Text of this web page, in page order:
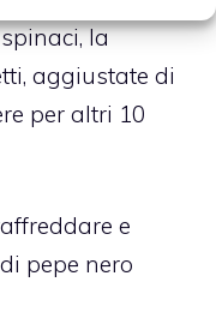
la
aggiustate di
per altri 10
e
pepe nero